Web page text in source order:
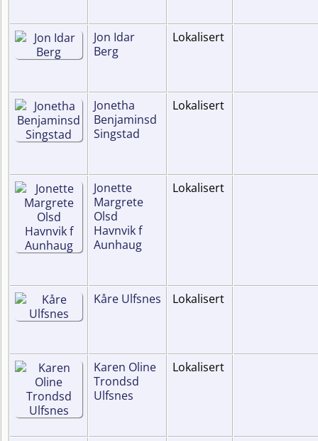
Jon Idar
Berg
Lokalisert
Jonetha
Benjaminsd
Singstad
Lokalisert
Jonette
Margrete
Olsd
Havnvik f
Aunhaug
Lokalisert
Kåre Ulfsnes Lokalisert
Karen Oline
Trondsd
Ulfsnes
Lokalisert